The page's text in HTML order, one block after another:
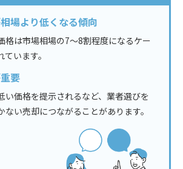
場より低くなる傾向
格は市場相場の7〜8割程度になるケー
います。
要
い価格を提示されるなど、業者選びを
ない売却につながることがあります。